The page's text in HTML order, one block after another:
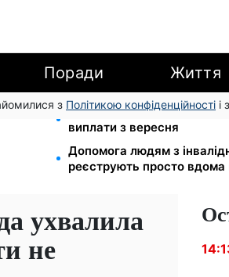
Поради Життя
з Політикою конфіденційності і
Зарплати вчителів +20%,
виплати з вересня
Допомога людям з
реєструють просто вдома
ухвалила
не